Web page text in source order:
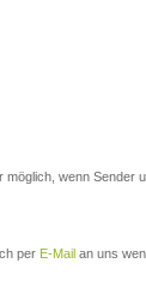
wenn Sender
per E-Mail an uns